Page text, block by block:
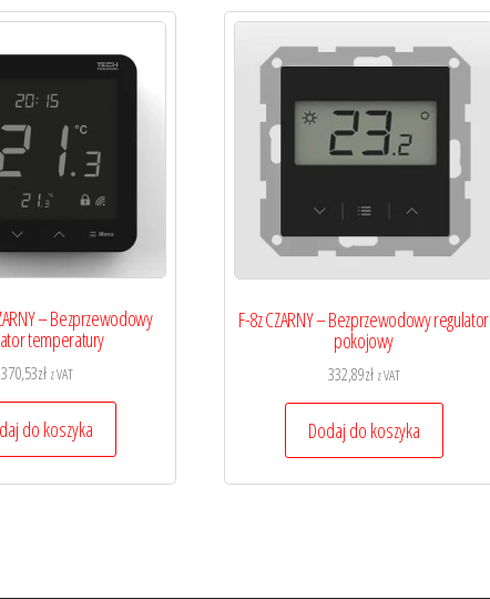
– Bezprzewodowy
temperatury
370,53zł z VAT
do koszyka
F-8z CZARNY – Bezprzewodowy regulator
pokojowy
332,89zł z VAT
Dodaj do koszyka